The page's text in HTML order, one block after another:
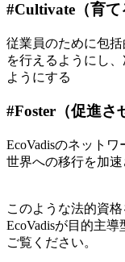
#Cultivate（育て
従業員のために包
を行えるようにし
ようにする
#Foster（促進さ
EcoVadisのネット
世界への移行を加速
このような法的資
EcoVadisが目的主
ご覧ください。